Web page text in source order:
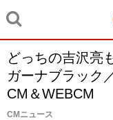
どっちの吉沢亮
ガーナブラック
CM＆WEBCM
CMニュース